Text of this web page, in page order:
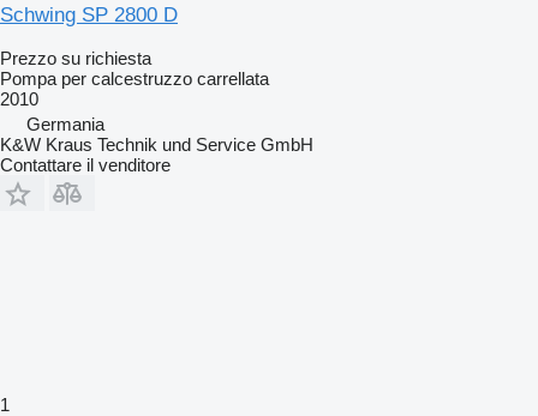
Schwing SP 2800 D
Prezzo su richiesta
Pompa per calcestruzzo carrellata
2010
Germania
K&W Kraus Technik und Service GmbH
Contattare il venditore
1